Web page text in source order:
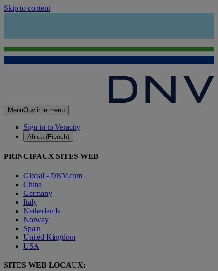
Skip to content
MenuOuvrir le menu
Sign in to Veracity
Africa (French)
PRINCIPAUX SITES WEB
Global - DNV.com
China
Germany
Italy
Netherlands
Norway
Spain
United Kingdom
USA
SITES WEB LOCAUX: